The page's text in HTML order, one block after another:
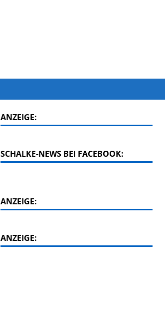
ANZEIGE:
SCHALKE-NEWS BEI FACEBOOK:
ANZEIGE:
ANZEIGE: